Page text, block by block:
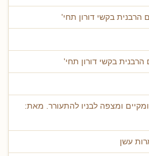
בקשי דורון תחי'
בקשי דורון תחי'
ומצפה לבניו להתעורר. מאת:
עשן